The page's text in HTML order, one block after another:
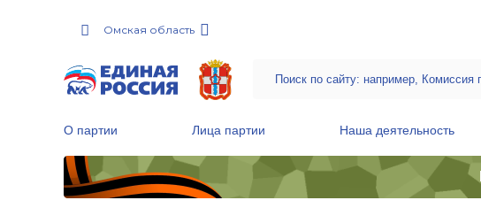
Омская область
О партии Лица партии Наша деятельность